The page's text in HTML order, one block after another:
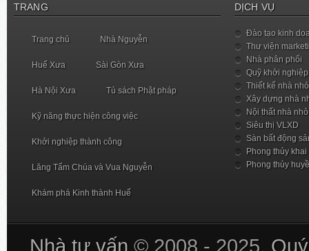
TRANG
Trang chủ Nhà Nguyễn
Huế Xưa Sài Gòn Xưa
Hà Nội Xưa Tủ sách Phật pháp
Kỹ năng thực hiện công việc
Khởi nghiệp thành công
Lăng Tẩm Chúa và Vua Nguyễn
Khám phá Kinh thành Huế
DỊCH VỤ
Đào tạo kinh
Thư viện
Nhà phân phối
Quỹ khởi nghiệp
Thiết kế nhà nhỏ
Xây dựng nhà
Nội thất nhà nhỏ
Siêu thị VLXD
Sàn bất động
Phong thủy khai
Phong thủy
Nhà tư vấn © 2008 - 2025.